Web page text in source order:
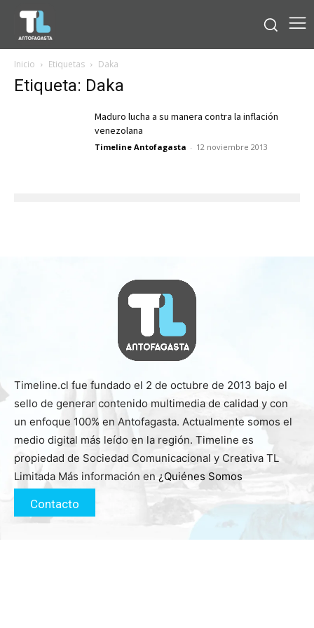
Inicio Etiquetas Daka
Etiqueta: Daka
Maduro lucha a su manera contra la inflación
venezolana
Timeline Antofagasta - 12 noviembre 2013
Timeline.cl fue fundado el 2 de octubre de 2013 bajo el
sello de generar contenido multimedia de calidad y con
un enfoque 100% en Antofagasta. Actualmente somos el
medio digital más leído en la región. Timeline es
propiedad de Sociedad Comunicacional y Creativa TL
Limitada Más información en ¿Quiénes Somos
Contacto